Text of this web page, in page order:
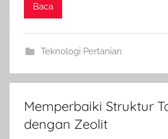
Baca
Teknologi Pertanian
Memperbaiki Struktur
dengan Zeolit